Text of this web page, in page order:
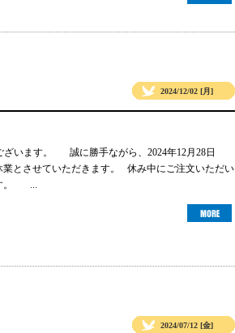
2024/12/02 [月]
ざいます。 誠に勝手ながら、2024年12月28日
業とさせていただきます。 休み中にご注文いただい
す。 ...
2024/07/12 [金]